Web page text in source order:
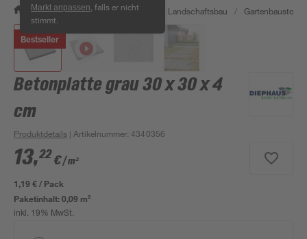
Markt anpassen , falls er nicht
stimmt.
/ Garten & Freizeit / Gartenbau & Landschaftsbau / Gartenbaustoffe
Bestseller
Betonplatte grau 30 x 30 x 4
cm
Produktdetails | Artikelnummer:4340356
13,22€/ m²
1,19 € / Pack
Paketinhalt:0,09 m²
inkl. 19% MwSt.